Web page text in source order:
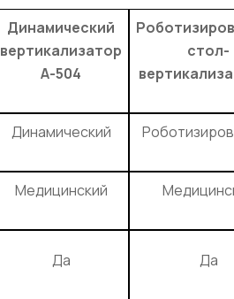
Динамический
вертикализатор
А-504
стол-
Динамический
Медицинский
Да Да